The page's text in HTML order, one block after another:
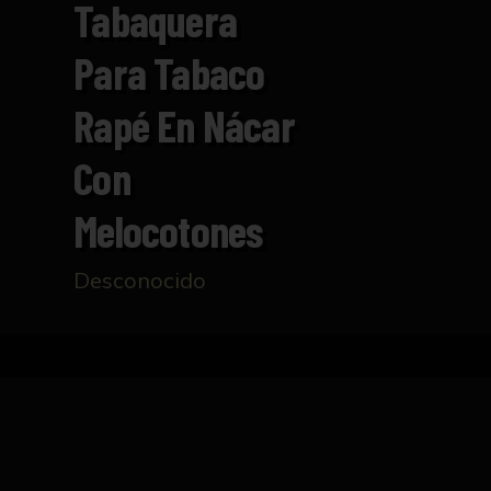
Tabaquera
Para Tabaco
Rapé En Nácar
Con
Melocotones
Desconocido